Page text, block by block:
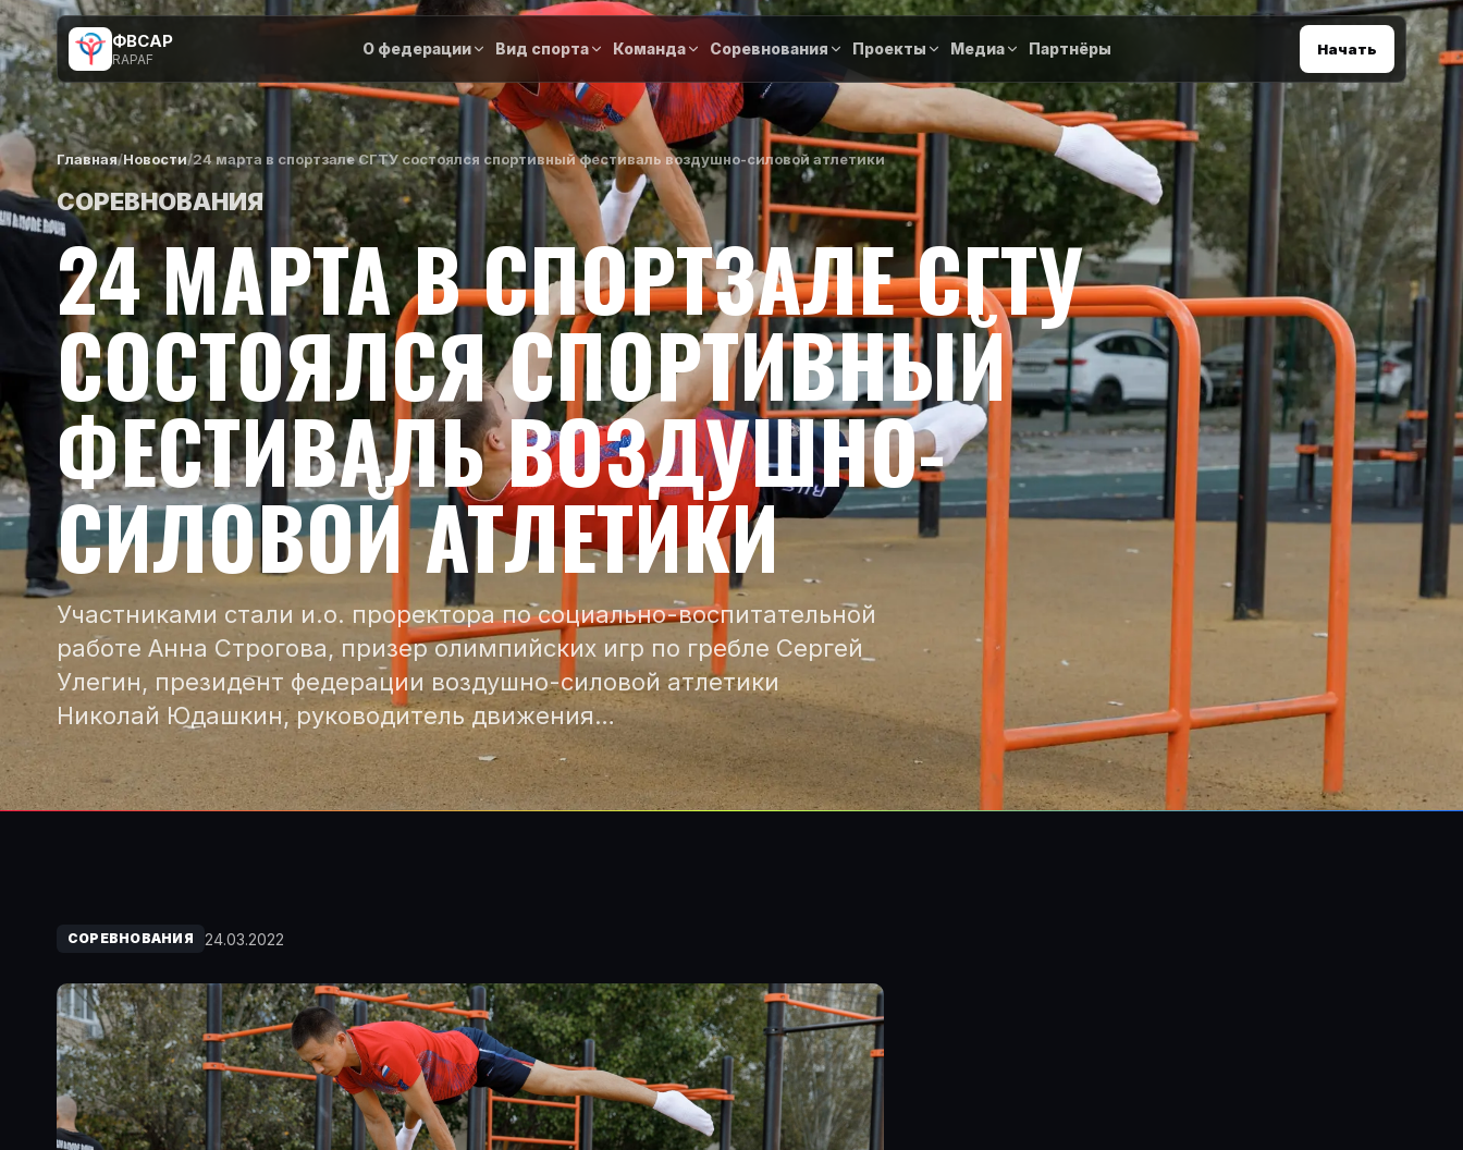
ФВСАР
RAPAF
О федерации Вид спорта Команда Соревнования Проекты Медиа Партнёры Начать
Главная/Новости/24 марта в спортзале СГТУ состоялся спортивный фестиваль воздушно-силовой атлетики
СОРЕВНОВАНИЯ
24 МАРТА В СПОРТЗАЛЕ СГТУ
СОСТОЯЛСЯ СПОРТИВНЫЙ
ФЕСТИВАЛЬ ВОЗДУШНО-
СИЛОВОЙ АТЛЕТИКИ
Участниками стали и.о. проректора по социально-воспитательной
работе Анна Строгова, призер олимпийских игр по гребле Сергей
Улегин, президент федерации воздушно-силовой атлетики
Николай Юдашкин, руководитель движения…
СОРЕВНОВАНИЯ 24.03.2022